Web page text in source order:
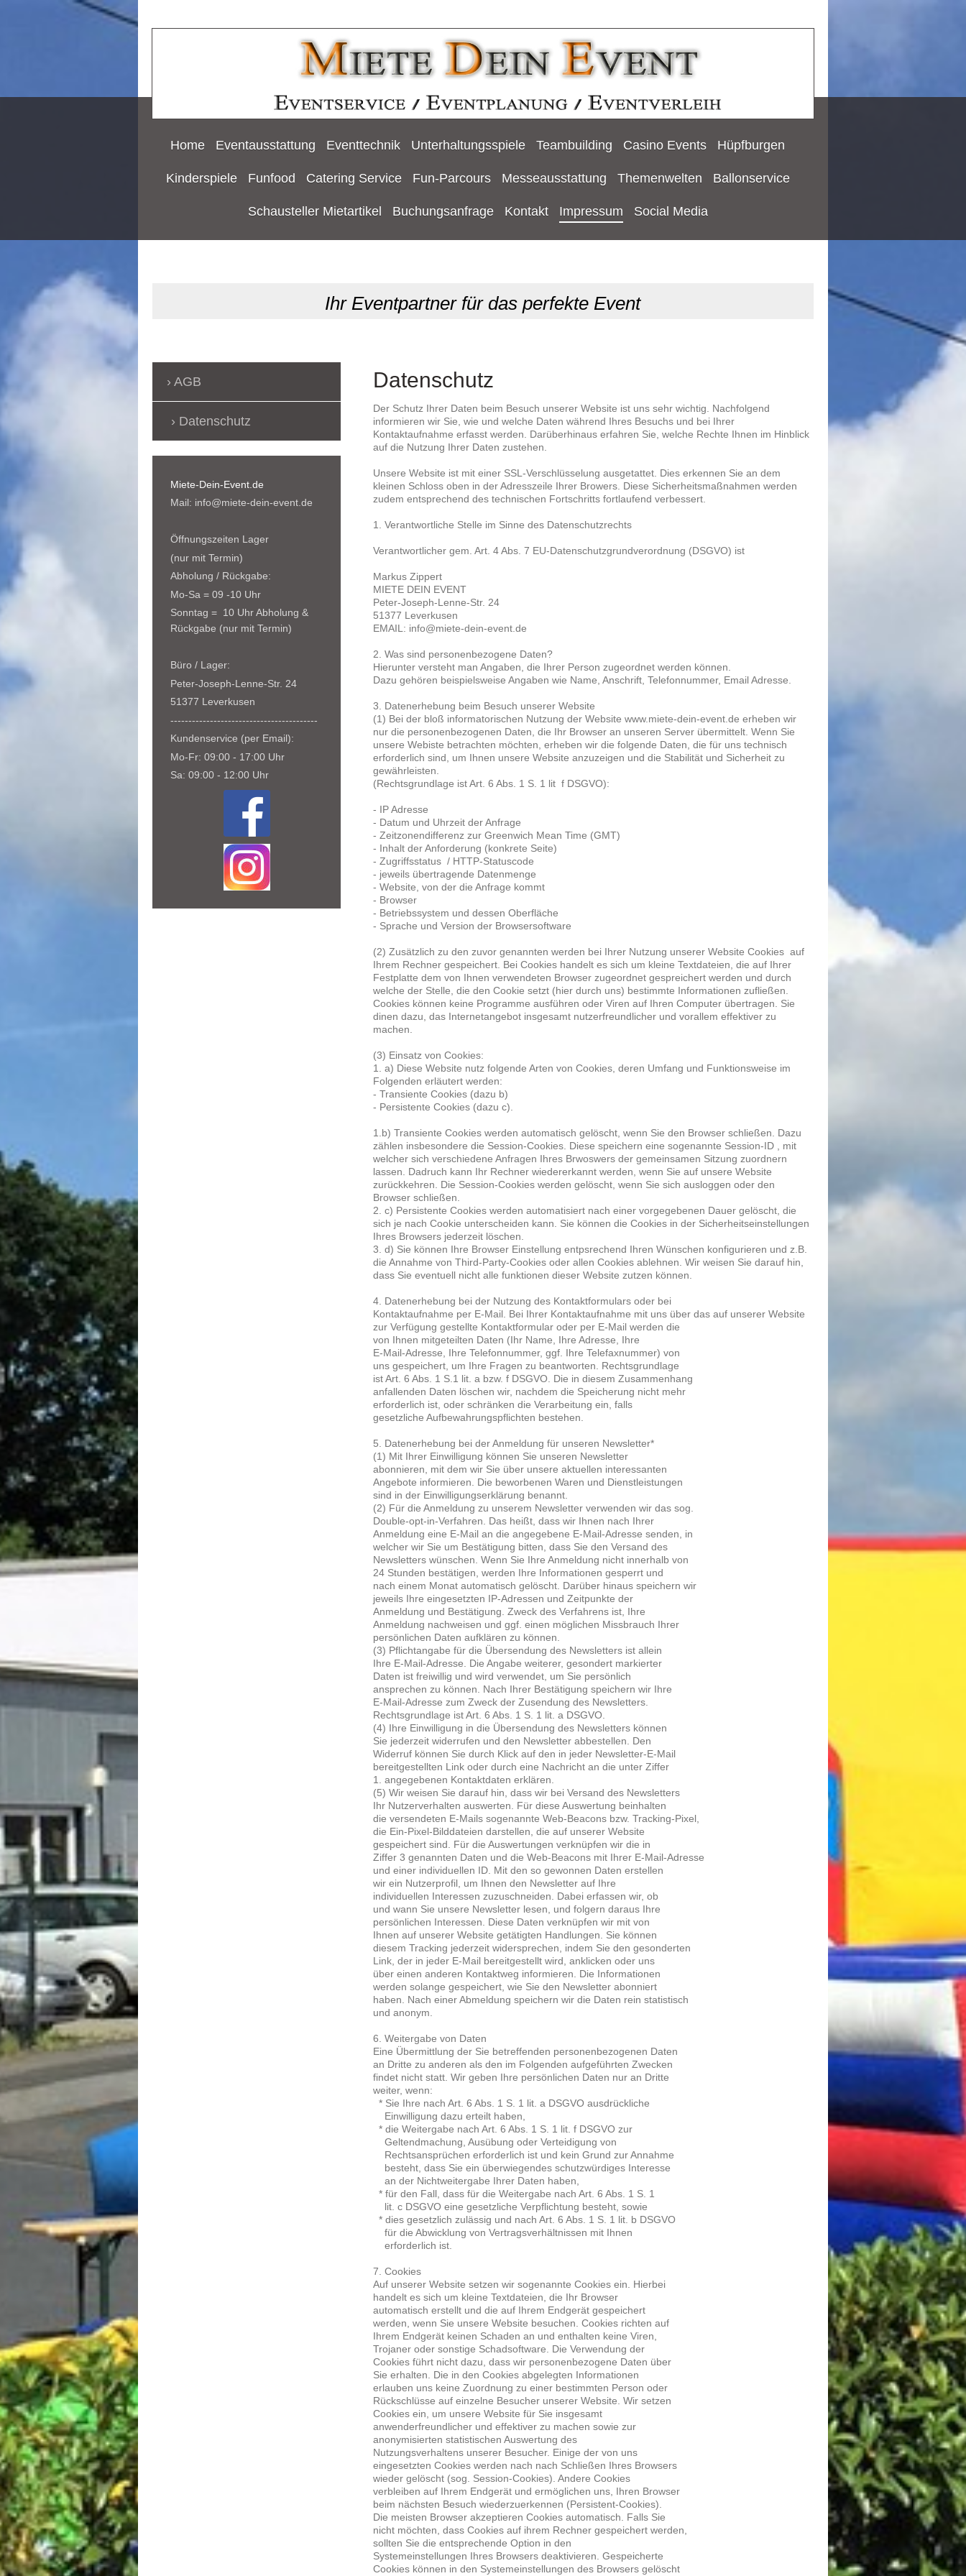
Home Eventausstattung Eventtechnik Unterhaltungsspiele Teambuilding Casino Events Hüpfburgen
Kinderspiele Funfood Catering Service Fun-Parcours Messeausstattung Themenwelten Ballonservice
Schausteller Mietartikel Buchungsanfrage Kontakt Impressum Social Media
Ihr Eventpartner für das perfekte Event
Datenschutz
Der Schutz Ihrer Daten beim Besuch unserer Website ist uns sehr wichtig. Nachfolgend
informieren wir Sie, wie und welche Daten während Ihres Besuchs und bei Ihrer
Kontaktaufnahme erfasst werden. Darüberhinaus erfahren Sie, welche Rechte Ihnen im Hinblick
auf die Nutzung Ihrer Daten zustehen.
Unsere Website ist mit einer SSL-Verschlüsselung ausgetattet. Dies erkennen Sie an dem
kleinen Schloss oben in der Adresszeile Ihrer Browers. Diese Sicherheitsmaßnahmen werden
zudem entsprechend des technischen Fortschritts fortlaufend verbessert.
1. Verantwortliche Stelle im Sinne des Datenschutzrechts
Verantwortlicher gem. Art. 4 Abs. 7 EU-Datenschutzgrundverordnung (DSGVO) ist
Markus Zippert
MIETE DEIN EVENT
Peter-Joseph-Lenne-Str. 24
51377 Leverkusen
EMAIL: info@miete-dein-event.de
2. Was sind personenbezogene Daten?
Hierunter versteht man Angaben, die Ihrer Person zugeordnet werden können.
Dazu gehören beispielsweise Angaben wie Name, Anschrift, Telefonnummer, Email Adresse.
3. Datenerhebung beim Besuch unserer Website
(1) Bei der bloß informatorischen Nutzung der Website www.miete-dein-event.de erheben wir
nur die personenbezogenen Daten, die Ihr Browser an unseren Server übermittelt. Wenn Sie
unsere Webiste betrachten möchten, erheben wir die folgende Daten, die für uns technisch
erforderlich sind, um Ihnen unsere Website anzuzeigen und die Stabilität und Sicherheit zu
gewährleisten.
(Rechtsgrundlage ist Art. 6 Abs. 1 S. 1 lit f DSGVO):
- IP Adresse
- Datum und Uhrzeit der Anfrage
- Zeitzonendifferenz zur Greenwich Mean Time (GMT)
- Inhalt der Anforderung (konkrete Seite)
- Zugriffsstatus / HTTP-Statuscode
- jeweils übertragende Datenmenge
- Website, von der die Anfrage kommt
- Browser
- Betriebssystem und dessen Oberfläche
- Sprache und Version der Browsersoftware
(2) Zusätzlich zu den zuvor genannten werden bei Ihrer Nutzung unserer Website Cookies auf
Ihrem Rechner gespeichert. Bei Cookies handelt es sich um kleine Textdateien, die auf Ihrer
Festplatte dem von Ihnen verwendeten Browser zugeordnet gespreichert werden und durch
welche der Stelle, die den Cookie setzt (hier durch uns) bestimmte Informationen zufließen.
Cookies können keine Programme ausführen oder Viren auf Ihren Computer übertragen. Sie
dinen dazu, das Internetangebot insgesamt nutzerfreundlicher und vorallem effektiver zu
machen.
(3) Einsatz von Cookies:
1. a) Diese Website nutz folgende Arten von Cookies, deren Umfang und Funktionsweise im
Folgenden erläutert werden:
- Transiente Cookies (dazu b)
- Persistente Cookies (dazu c).
1.b) Transiente Cookies werden automatisch gelöscht, wenn Sie den Browser schließen. Dazu
zählen insbesondere die Session-Cookies. Diese speichern eine sogenannte Session-ID , mit
welcher sich verschiedene Anfragen Ihres Brwoswers der gemeinsamen Sitzung zuordnern
lassen. Dadruch kann Ihr Rechner wiedererkannt werden, wenn Sie auf unsere Website
zurückkehren. Die Session-Cookies werden gelöscht, wenn Sie sich ausloggen oder den
Browser schließen.
2. c) Persistente Cookies werden automatisiert nach einer vorgegebenen Dauer gelöscht, die
sich je nach Cookie unterscheiden kann. Sie können die Cookies in der Sicherheitseinstellungen
Ihres Browsers jederzeit löschen.
3. d) Sie können Ihre Browser Einstellung entpsrechend Ihren Wünschen konfigurieren und z.B.
die Annahme von Third-Party-Cookies oder allen Cookies ablehnen. Wir weisen Sie darauf hin,
dass Sie eventuell nicht alle funktionen dieser Website zutzen können.
4. Daten­er­he­bung bei der Nut­zung des Kon­takt­for­mu­lars oder bei
Kon­takt­auf­nah­me per E-Mail. Bei Ihrer Kon­takt­auf­nah­me mit uns über das auf unse­rer Web­site
zur Ver­fü­gung gestell­te Kon­takt­for­mu­lar oder per E-Mail wer­den die
von Ihnen mit­ge­teil­ten Daten (Ihr Name, Ihre Adres­se, Ihre
E-Mail-Adres­se, Ihre Tele­fon­num­mer, ggf. Ihre Tele­fax­num­mer) von
uns gespei­chert, um Ihre Fra­gen zu beant­wor­ten. Rechts­grund­la­ge
ist Art. 6 Abs. 1 S.1 lit. a bzw. f DSGVO. Die in die­sem Zusam­men­hang
anfal­len­den Daten löschen wir, nach­dem die Spei­che­rung nicht mehr
erfor­der­lich ist, oder schrän­ken die Ver­ar­bei­tung ein, falls
gesetz­li­che Auf­be­wah­rungs­pflich­ten bestehen.
5. Daten­er­he­bung bei der Anmel­dung für unse­ren News­let­ter*
(1) Mit Ihrer Ein­wil­li­gung kön­nen Sie unse­ren News­let­ter
abon­nie­ren, mit dem wir Sie über unse­re aktu­el­len inter­es­san­ten
Ange­bo­te infor­mie­ren. Die bewor­be­nen Waren und Dienst­leis­tun­gen
sind in der Ein­wil­li­gungs­er­klä­rung benannt.
(2) Für die Anmel­dung zu unse­rem News­let­ter ver­wen­den wir das sog.
Dou­ble-opt-in-Ver­fah­ren. Das heißt, dass wir Ihnen nach Ihrer
Anmel­dung eine E-Mail an die ange­ge­be­ne E-Mail-Adres­se sen­den, in
wel­cher wir Sie um Bestä­ti­gung bit­ten, dass Sie den Ver­sand des
News­let­ters wün­schen. Wenn Sie Ihre Anmel­dung nicht inner­halb von
24 Stun­den bestä­ti­gen, wer­den Ihre Infor­ma­tio­nen gesperrt und
nach einem Monat auto­ma­tisch gelöscht. Dar­über hin­aus spei­chern wir
jeweils Ihre ein­ge­setz­ten IP-Adres­sen und Zeit­punk­te der
Anmel­dung und Bestä­ti­gung. Zweck des Ver­fah­rens ist, Ihre
Anmel­dung nach­wei­sen und ggf. einen mög­li­chen Miss­brauch Ihrer
per­sön­li­chen Daten auf­klä­ren zu kön­nen.
(3) Pflicht­an­ga­be für die Über­sen­dung des News­let­ters ist allein
Ihre E-Mail-Adres­se. Die Anga­be wei­te­rer, geson­dert mar­kier­ter
Daten ist frei­wil­lig und wird ver­wen­det, um Sie per­sön­lich
anspre­chen zu kön­nen. Nach Ihrer Bestä­ti­gung spei­chern wir Ihre
E-Mail-Adres­se zum Zweck der Zusen­dung des News­let­ters.
Rechts­grund­la­ge ist Art. 6 Abs. 1 S. 1 lit. a DSGVO.
(4) Ihre Ein­wil­li­gung in die Über­sen­dung des News­let­ters kön­nen
Sie jeder­zeit wider­ru­fen und den News­let­ter abbe­stel­len. Den
Wider­ruf kön­nen Sie durch Klick auf den in jeder News­let­ter-E-Mail
bereit­ge­stell­ten Link oder durch eine Nach­richt an die unter Zif­fer
1. ange­ge­be­nen Kon­takt­da­ten erklä­ren.
(5) Wir wei­sen Sie dar­auf hin, dass wir bei Ver­sand des News­let­ters
Ihr Nut­zer­ver­hal­ten aus­wer­ten. Für die­se Aus­wer­tung beinhal­ten
die ver­sen­de­ten E-Mails soge­nann­te Web-Beacons bzw. Tracking-Pixel,
die Ein-Pixel-Bild­da­tei­en dar­stel­len, die auf unse­rer Web­site
gespei­chert sind. Für die Aus­wer­tun­gen ver­knüp­fen wir die in
Zif­fer 3 genann­ten Daten und die Web-Beacons mit Ihrer E-Mail-Adres­se
und einer indi­vi­du­el­len ID. Mit den so gewon­nen Daten erstel­len
wir ein Nut­zer­pro­fil, um Ihnen den News­let­ter auf Ihre
indi­vi­du­el­len Inter­es­sen zuzu­schnei­den. Dabei erfas­sen wir, ob
und wann Sie unse­re News­let­ter lesen, und fol­gern dar­aus Ihre
per­sön­li­chen Inter­es­sen. Die­se Daten ver­knüp­fen wir mit von
Ihnen auf unse­rer Web­site getä­tig­ten Hand­lun­gen. Sie kön­nen
die­sem Tracking jeder­zeit wider­spre­chen, indem Sie den geson­der­ten
Link, der in jeder E-Mail bereit­ge­stellt wird, ankli­cken oder uns
über einen ande­ren Kon­takt­weg infor­mie­ren. Die Infor­ma­tio­nen
wer­den solan­ge gespei­chert, wie Sie den News­let­ter abon­niert
haben. Nach einer Abmel­dung spei­chern wir die Daten rein sta­tis­tisch
und anonym.
6. Wei­ter­ga­be von Daten
Eine Über­mitt­lung der Sie betref­fen­den per­so­nen­be­zo­ge­nen Daten
an Drit­te zu ande­ren als den im Fol­gen­den auf­ge­führ­ten Zwe­cken
fin­det nicht statt. Wir geben Ihre per­sön­li­chen Daten nur an Drit­te
wei­ter, wenn:
* Sie Ihre nach Art. 6 Abs. 1 S. 1 lit. a DSGVO aus­drück­li­che
Ein­wil­li­gung dazu erteilt haben,
* die Wei­ter­ga­be nach Art. 6 Abs. 1 S. 1 lit. f DSGVO zur
Gel­tend­ma­chung, Aus­übung oder Ver­tei­di­gung von
Rechts­an­sprü­chen erfor­der­lich ist und kein Grund zur Annah­me
besteht, dass Sie ein über­wie­gen­des schutz­wür­di­ges Inter­es­se
an der Nicht­wei­ter­ga­be Ihrer Daten haben,
* für den Fall, dass für die Wei­ter­ga­be nach Art. 6 Abs. 1 S. 1
lit. c DSGVO eine gesetz­li­che Ver­pflich­tung besteht, sowie
* dies gesetz­lich zuläs­sig und nach Art. 6 Abs. 1 S. 1 lit. b DSGVO
für die Abwick­lung von Ver­trags­ver­hält­nis­sen mit Ihnen
erfor­der­lich ist.
7. Coo­kies
Auf unse­rer Web­site set­zen wir soge­nann­te Coo­kies ein. Hier­bei
han­delt es sich um klei­ne Text­da­tei­en, die Ihr Brow­ser
auto­ma­tisch erstellt und die auf Ihrem End­ge­rät gespei­chert
wer­den, wenn Sie unse­re Web­site besu­chen. Coo­kies rich­ten auf
Ihrem End­ge­rät kei­nen Scha­den an und ent­hal­ten kei­ne Viren,
Tro­ja­ner oder sons­ti­ge Schad­soft­ware. Die Ver­wen­dung der
Coo­kies führt nicht dazu, dass wir per­so­nen­be­zo­ge­ne Daten über
Sie erhal­ten. Die in den Coo­kies abge­leg­ten Infor­ma­tio­nen
erlau­ben uns kei­ne Zuord­nung zu einer bestimm­ten Per­son oder
Rück­schlüs­se auf ein­zel­ne Besu­cher unse­rer Web­site. Wir set­zen
Coo­kies ein, um unse­re Web­site für Sie ins­ge­samt
anwen­der­freund­li­cher und effek­ti­ver zu machen sowie zur
anony­mi­sier­ten sta­tis­ti­schen Aus­wer­tung des
Nut­zungs­ver­hal­tens unse­rer Besu­cher. Eini­ge der von uns
ein­ge­setz­ten Coo­kies wer­den nach nach Schlie­ßen Ihres Brow­sers
wie­der gelöscht (sog. Ses­si­on-Coo­kies). Ande­re Coo­kies
ver­blei­ben auf Ihrem End­ge­rät und ermög­li­chen uns, Ihren Brow­ser
beim nächs­ten Besuch wie­der­zu­er­ken­nen (Per­sis­tent-Coo­kies).
Die meis­ten Brow­ser akzep­tie­ren Coo­kies auto­ma­tisch. Falls Sie
nicht möch­ten, dass Coo­kies auf ihrem Rech­ner gespei­chert wer­den,
soll­ten Sie die ent­spre­chen­de Opti­on in den
Sys­tem­ein­stel­lun­gen Ihres Brow­sers deak­ti­vie­ren. Gespei­cher­te
Coo­kies kön­nen in den Sys­tem­ein­stel­lun­gen des Brow­sers gelöscht
AGB
Datenschutz
Miete-Dein-Event.de
Mail: info@miete-dein-event.de
Öffnungszeiten Lager
(nur mit Termin)
Abholung / Rückgabe:
Mo-Sa = 09 -10 Uhr
Sonntag = 10 Uhr Abholung &
Rückgabe (nur mit Termin)
Büro / Lager:
Peter-Joseph-Lenne-Str. 24
51377 Leverkusen
-----------------------------------------
Kundenservice (per Email):
Mo-Fr: 09:00 - 17:00 Uhr
Sa: 09:00 - 12:00 Uhr